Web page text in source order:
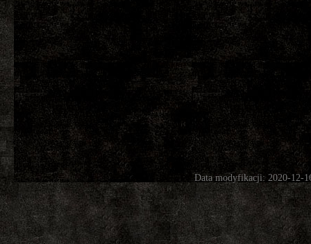
Data modyfikacji: 2020-12-